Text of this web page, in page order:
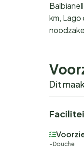
km,
Dit
Douche